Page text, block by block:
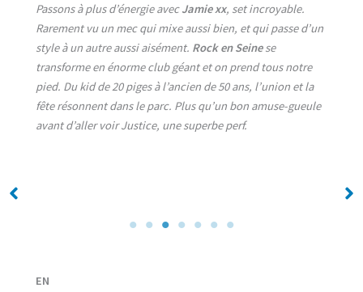
Passons à plus d’énergie avecJamie xx, set incroyable.
Rarement vu un mec qui mixe aussi bien, et qui passe d’un
style à un autre aussi aisément. Rock en Seinese
transforme en énorme club géant et on prend tous notre
pied. Du kid de 20 piges à l’ancien de 50 ans, l’union et la
fête résonnent dans le parc. Plus qu’un bon amuse-gueule
avant d’aller voir Justice, une superbe perf.
EN